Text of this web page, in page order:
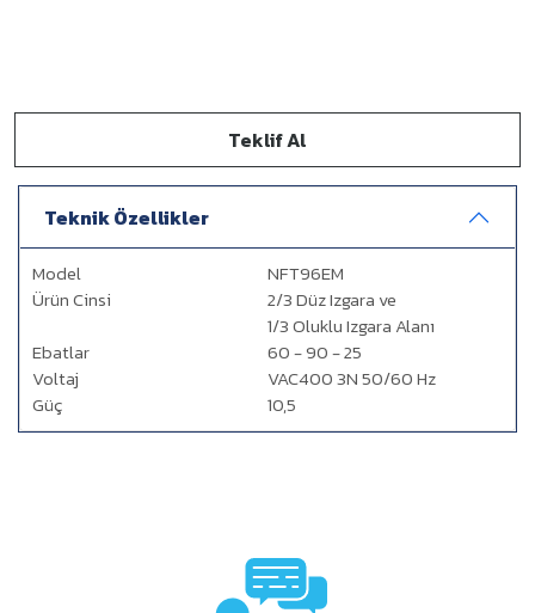
Teklif Al
Teknik Özellikler
Model
NFT96EM
Ürün Cinsi
2/3 Düz Izgara ve
1/3 Oluklu Izgara Alanı
Ebatlar
60 - 90 - 25
Voltaj
VAC400 3N 50/60 Hz
Güç
10,5